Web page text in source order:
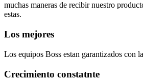
muchas maneras de recibir nuestro
estas.
Los mejores
Los equipos Boss estan garantizados con
Crecimiento constatnte